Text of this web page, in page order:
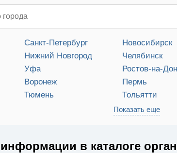
Санкт-Петербург Новосибирск
Нижний Новгород Челябинск
Уфа Ростов-на-
Воронеж Пермь
Тюмень Тольятти
Показать еще
в каталоге